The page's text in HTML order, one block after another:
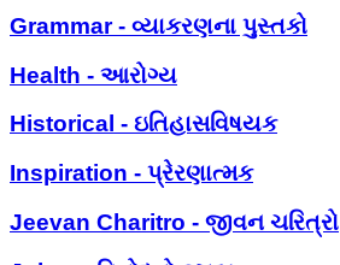
Grammar - વ્યાકરણના પુસ્તકો
Health - આરોગ્ય
Historical - ઇતિહાસવિષયક
Inspiration - પ્રેરણાત્મક
Jeevan Charitro - જીવન ચરિત્રો